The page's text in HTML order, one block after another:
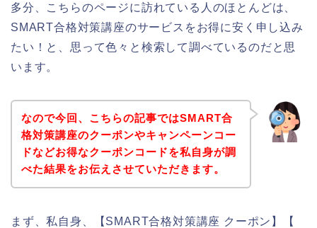
多分、こちらのページに訪れている人のほとんどは、
SMART合格対策講座のサービスをお得に安く申し込み
たい！と、思って色々と検索して調べているのだと思
います。
なので今回、こちらの記事ではSMART合
格対策講座のクーポンやキャンペーンコー
ドなどお得なクーポンコードを私自身が調
べた結果をお伝えさせていただきます。
まず、私自身、【SMART合格対策講座 クーポン】【